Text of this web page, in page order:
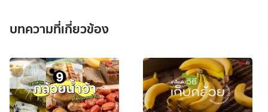
บทความที่เกี่ยวข้อง